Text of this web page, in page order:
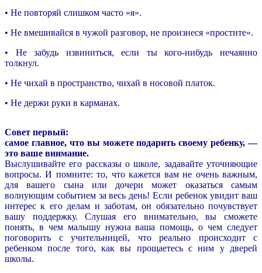
• Не повторяй слишком часто «я».
• Не вмешивайся в чужой разговор, не произнеся «простите».
• Не забудь извиниться, если ты кого-нибудь нечаянно
толкнул.
• Не чихай в пространство, чихай в носовой платок.
• Не держи руки в карманах.
Совет первый:
самое главное, что вы можете подарить своему ребенку, —
это ваше внимание.
Выслушивайте его рассказы о школе, задавайте уточняющие
вопросы. И помните: то, что кажется вам не очень важным,
для вашего сына или дочери может оказаться самым
волнующим событием за весь день! Если ребенок увидит ваш
интерес к его делам и заботам, он обязательно почувствует
вашу поддержку. Слушая его внимательно, вы сможете
понять, в чем малышу нужна ваша помощь, о чем следует
поговорить с учительницей, что реально происходит с
ребенком после того, как вы прощаетесь с ним у дверей
школы.